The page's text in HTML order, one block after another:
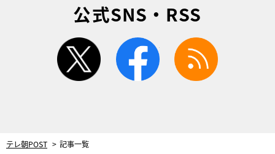
公式SNS・RSS
twitter facebook
テレ朝POST 記事一覧